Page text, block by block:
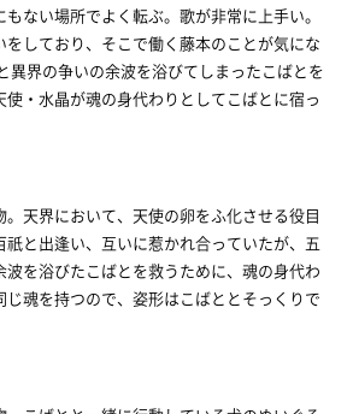
ない場所でよく転ぶ。歌が非常に上手い。
しており、そこで働く藤本のことが気にな
異界の争いの余波を浴びてしまったこばとを
・水晶が魂の身代わりとしてこばとに宿っ
。天界において、天使の卵をふ化させる役目
と出逢い、互いに惹かれ合っていたが、五
を浴びたこばとを救うために、魂の身代わ
じ魂を持つので、姿形はこばととそっくりで